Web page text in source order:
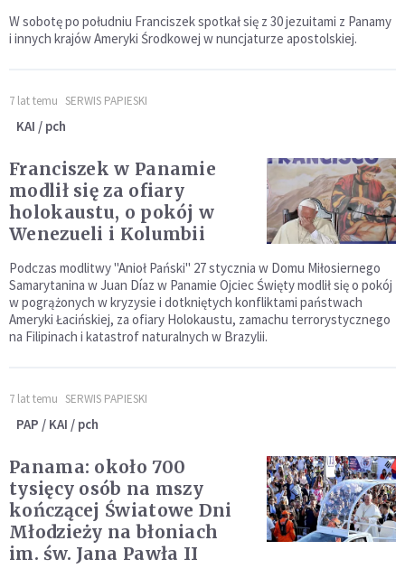
W sobotę po południu Franciszek spotkał się z 30 jezuitami z Panamy
i innych krajów Ameryki Środkowej w nuncjaturze apostolskiej.
7 lat temu SERWIS PAPIESKI
KAI / pch
Franciszek w Panamie
modlił się za ofiary
holokaustu, o pokój w
Wenezueli i Kolumbii
Podczas modlitwy "Anioł Pański" 27 stycznia w Domu Miłosiernego
Samarytanina w Juan Díaz w Panamie Ojciec Święty modlił się o pokój
w pogrążonych w kryzysie i dotkniętych konfliktami państwach
Ameryki Łacińskiej, za ofiary Holokaustu, zamachu terrorystycznego
na Filipinach i katastrof naturalnych w Brazylii.
7 lat temu SERWIS PAPIESKI
PAP / KAI / pch
Panama: około 700
tysięcy osób na mszy
kończącej Światowe Dni
Młodzieży na błoniach
im. św. Jana Pawła II